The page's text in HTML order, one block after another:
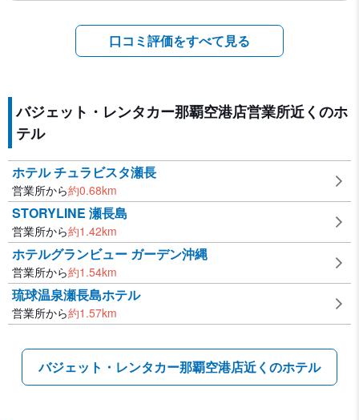
口コミ評価をすべて見る
バジェット・レンタカー那覇空港店営業所近くのホ
テル
ホテル チュラビスタ瀬長
営業所から約0.68km
STORYLINE 瀬長島
営業所から約1.42km
ホテルグランビュー ガーデン沖縄
営業所から約1.54km
琉球温泉瀬長島ホテル
営業所から約1.57km
バジェット・レンタカー那覇空港店近くのホテル